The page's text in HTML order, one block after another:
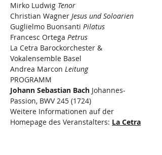
Mirko Ludwig Tenor
Christian Wagner Jesus und Soloarien
Guglielmo Buonsanti Pilatus
Francesc Ortega Petrus
La Cetra Barockorchester &
Vokalensemble Basel
Andrea Marcon Leitung
PROGRAMM
Johann Sebastian Bach Johannes-
Passion, BWV 245 (1724)
Weitere Informationen auf der
Homepage des Veranstalters: La Cetra